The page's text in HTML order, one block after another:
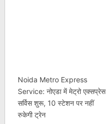
Noida Metro Express
Service: नोएडा में मेट्रो एक्सप्रेस
सर्विस शुरू, 10 स्टेशन पर नहीं
रुकेगी ट्रेन